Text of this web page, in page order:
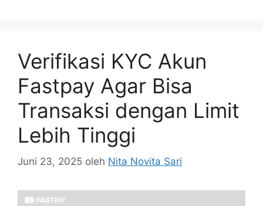
Verifikasi KYC Akun
Fastpay Agar Bisa
Transaksi dengan Limit
Lebih Tinggi
Juni 23, 2025 oleh Nita Novita Sari